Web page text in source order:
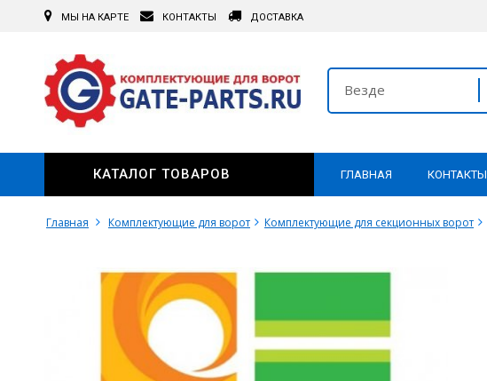
МЫ НА КАРТЕ КОНТАКТЫ ДОСТАВКА
Везде
ГЛАВНАЯ КОНТАКТЫ
КАТАЛОГ ТОВАРОВ
Главная Комплектующие для ворот Комплектующие для секционных ворот